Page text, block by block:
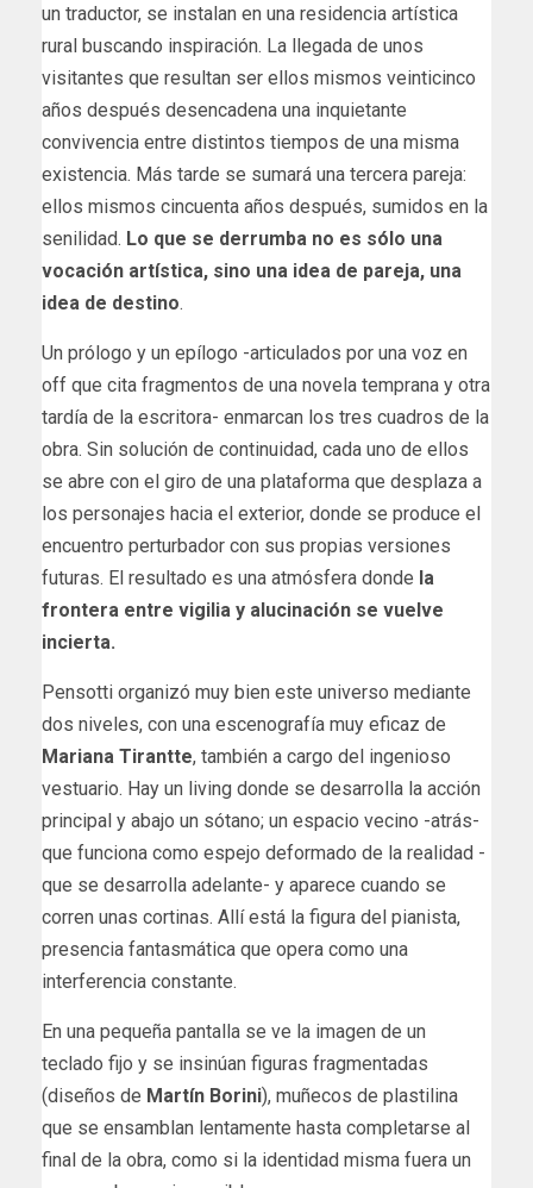
un traductor, se instalan en una residencia artística
rural buscando inspiración. La llegada de unos
visitantes que resultan ser ellos mismos veinticinco
años después desencadena una inquietante
convivencia entre distintos tiempos de una misma
existencia. Más tarde se sumará una tercera pareja:
ellos mismos cincuenta años después, sumidos en la
senilidad. Lo que se derrumba no es sólo una
vocación artística, sino una idea de pareja, una
idea de destino.
Un prólogo y un epílogo -articulados por una voz en
off que cita fragmentos de una novela temprana y otra
tardía de la escritora- enmarcan los tres cuadros de la
obra. Sin solución de continuidad, cada uno de ellos
se abre con el giro de una plataforma que desplaza a
los personajes hacia el exterior, donde se produce el
encuentro perturbador con sus propias versiones
futuras. El resultado es una atmósfera donde la
frontera entre vigilia y alucinación se vuelve
incierta.
Pensotti organizó muy bien este universo mediante
dos niveles, con una escenografía muy eficaz de
Mariana Tirantte, también a cargo del ingenioso
vestuario. Hay un living donde se desarrolla la acción
principal y abajo un sótano; un espacio vecino -atrás-
que funciona como espejo deformado de la realidad -
que se desarrolla adelante- y aparece cuando se
corren unas cortinas. Allí está la figura del pianista,
presencia fantasmática que opera como una
interferencia constante.
En una pequeña pantalla se ve la imagen de un
teclado fijo y se insinúan figuras fragmentadas
(diseños de Martín Borini), muñecos de plastilina
que se ensamblan lentamente hasta completarse al
final de la obra, como si la identidad misma fuera un